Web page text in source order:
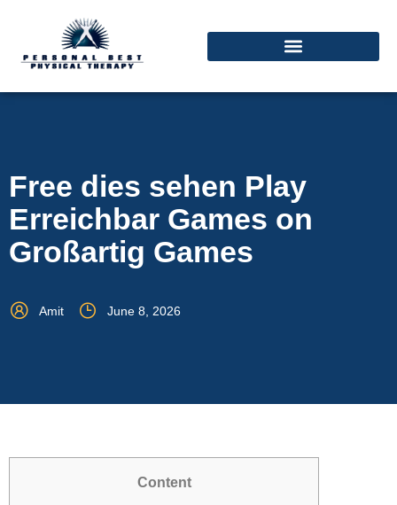
Free dies sehen Play
Erreichbar Games on
Großartig Games
Amit June 8, 2026
Content